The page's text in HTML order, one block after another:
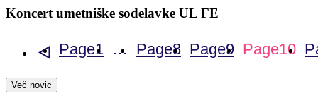
Koncert umetniške sodelavke UL FE
« Page1 … Page8 Page9 Page10
Več novic